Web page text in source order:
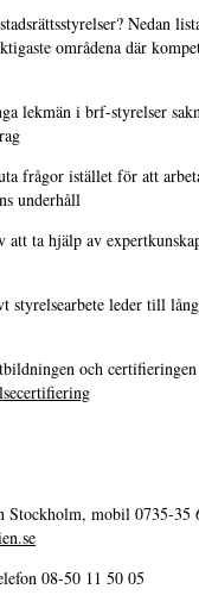
Nedan
områdena där
lekmän i brf-styrelser
frågor istället för att
underhåll
ta hjälp av
leder till
och
Stockholm, mobil 0735-35
08-50 11 50 05